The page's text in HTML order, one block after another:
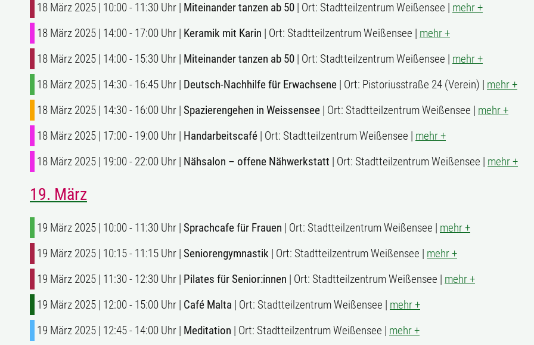
18 März 2025 | 10:00 - 11:30 Uhr | Miteinander tanzen ab 50 | Ort: Stadtteilzentrum Weißensee | mehr +
18 März 2025 | 14:00 - 17:00 Uhr | Keramik mit Karin | Ort: Stadtteilzentrum Weißensee | mehr +
18 März 2025 | 14:00 - 15:30 Uhr | Miteinander tanzen ab 50 | Ort: Stadtteilzentrum Weißensee | mehr +
18 März 2025 | 14:30 - 16:45 Uhr | Deutsch-Nachhilfe für Erwachsene | Ort: Pistoriusstraße 24 (Verein) | mehr +
18 März 2025 | 14:30 - 16:00 Uhr | Spazierengehen in Weissensee | Ort: Stadtteilzentrum Weißensee | mehr +
18 März 2025 | 17:00 - 19:00 Uhr | Handarbeitscafé | Ort: Stadtteilzentrum Weißensee | mehr +
18 März 2025 | 19:00 - 22:00 Uhr | Nähsalon – offene Nähwerkstatt | Ort: Stadtteilzentrum Weißensee | mehr +
19. März
19 März 2025 | 10:00 - 11:30 Uhr | Sprachcafe für Frauen | Ort: Stadtteilzentrum Weißensee | mehr +
19 März 2025 | 10:15 - 11:15 Uhr | Seniorengymnastik | Ort: Stadtteilzentrum Weißensee | mehr +
19 März 2025 | 11:30 - 12:30 Uhr | Pilates für Senior:innen | Ort: Stadtteilzentrum Weißensee | mehr +
19 März 2025 | 12:00 - 15:00 Uhr | Café Malta | Ort: Stadtteilzentrum Weißensee | mehr +
19 März 2025 | 12:45 - 14:00 Uhr | Meditation | Ort: Stadtteilzentrum Weißensee | mehr +